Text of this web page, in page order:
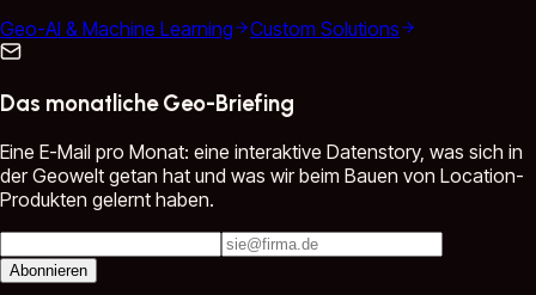
Geo-AI & Machine Learning
Custom Solutions
Das monatliche Geo-Briefing
Eine E-Mail pro Monat: eine interaktive Datenstory, was sich in
der Geowelt getan hat und was wir beim Bauen von Location-
Produkten gelernt haben.
Abonnieren